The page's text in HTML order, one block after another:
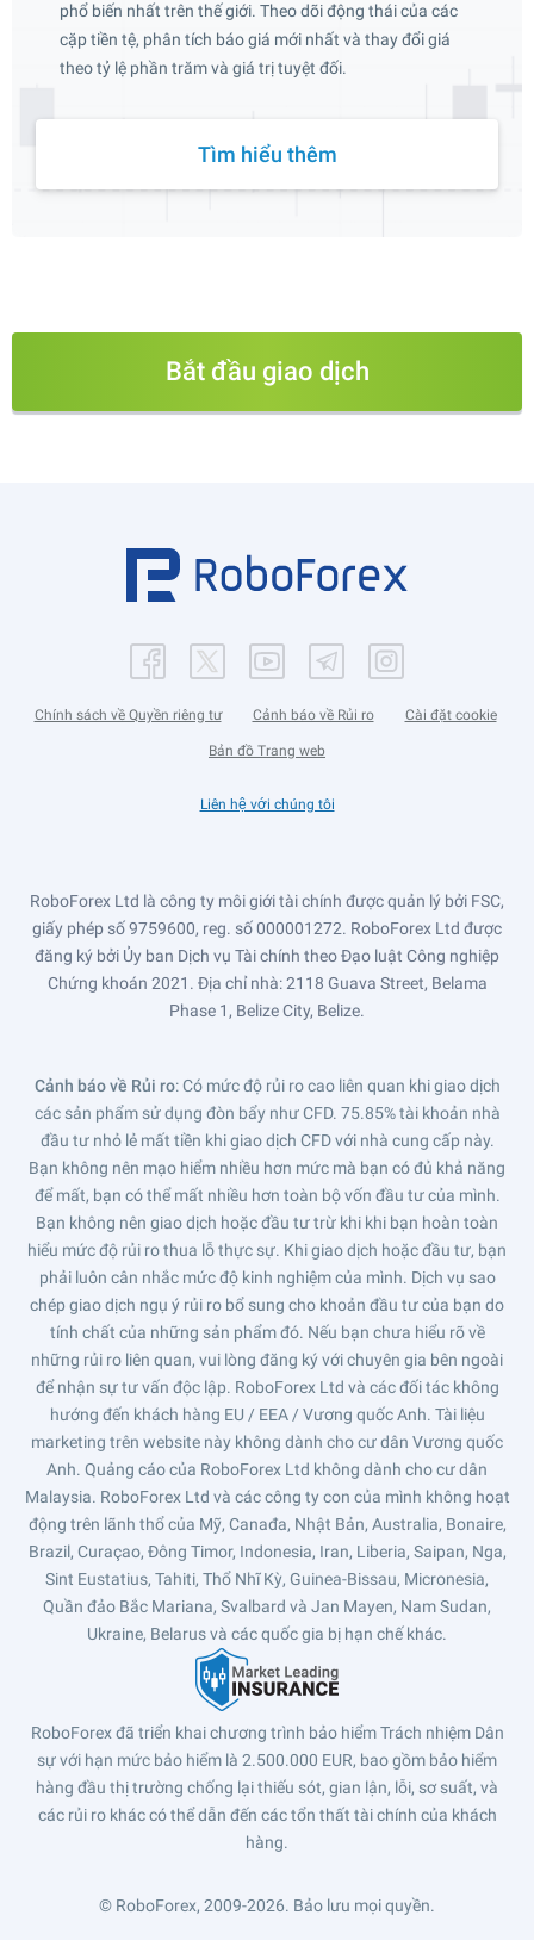
phổ biến nhất trên thế giới. Theo dõi động thái của các
cặp tiền tệ, phân tích báo giá mới nhất và thay đổi giá
theo tỷ lệ phần trăm và giá trị tuyệt đối.
Tìm hiểu thêm
Bắt đầu giao dịch
Chính sách về Quyền riêng tư Cảnh báo về Rủi ro Cài đặt cookie
Bản đồ Trang web
Liên hệ với chúng tôi
RoboForex Ltd là công ty môi giới tài chính được quản lý bởi FSC,
giấy phép số 9759600, reg. số 000001272. RoboForex Ltd được
đăng ký bởi Ủy ban Dịch vụ Tài chính theo Đạo luật Công nghiệp
Chứng khoán 2021. Địa chỉ nhà: 2118 Guava Street, Belama
Phase 1, Belize City, Belize.
Cảnh báo về Rủi ro: Có mức độ rủi ro cao liên quan khi giao dịch
các sản phẩm sử dụng đòn bẩy như CFD. 75.85% tài khoản nhà
đầu tư nhỏ lẻ mất tiền khi giao dịch CFD với nhà cung cấp này.
Bạn không nên mạo hiểm nhiều hơn mức mà bạn có đủ khả năng
để mất, bạn có thể mất nhiều hơn toàn bộ vốn đầu tư của mình.
Bạn không nên giao dịch hoặc đầu tư trừ khi khi bạn hoàn toàn
hiểu mức độ rủi ro thua lỗ thực sự. Khi giao dịch hoặc đầu tư, bạn
phải luôn cân nhắc mức độ kinh nghiệm của mình. Dịch vụ sao
chép giao dịch ngụ ý rủi ro bổ sung cho khoản đầu tư của bạn do
tính chất của những sản phẩm đó. Nếu bạn chưa hiểu rõ về
những rủi ro liên quan, vui lòng đăng ký với chuyên gia bên ngoài
để nhận sự tư vấn độc lập. RoboForex Ltd và các đối tác không
hướng đến khách hàng EU / EEA / Vương quốc Anh. Tài liệu
marketing trên website này không dành cho cư dân Vương quốc
Anh. Quảng cáo của RoboForex Ltd không dành cho cư dân
Malaysia. RoboForex Ltd và các công ty con của mình không hoạt
động trên lãnh thổ của Mỹ, Canađa, Nhật Bản, Australia, Bonaire,
Brazil, Curaçao, Đông Timor, Indonesia, Iran, Liberia, Saipan, Nga,
Sint Eustatius, Tahiti, Thổ Nhĩ Kỳ, Guinea-Bissau, Micronesia,
Quần đảo Bắc Mariana, Svalbard và Jan Mayen, Nam Sudan,
Ukraine, Belarus và các quốc gia bị hạn chế khác.
RoboForex đã triển khai chương trình bảo hiểm Trách nhiệm Dân
sự với hạn mức bảo hiểm là 2.500.000 EUR, bao gồm bảo hiểm
hàng đầu thị trường chống lại thiếu sót, gian lận, lỗi, sơ suất, và
các rủi ro khác có thể dẫn đến các tổn thất tài chính của khách
hàng.
© RoboForex, 2009-2026. Bảo lưu mọi quyền.